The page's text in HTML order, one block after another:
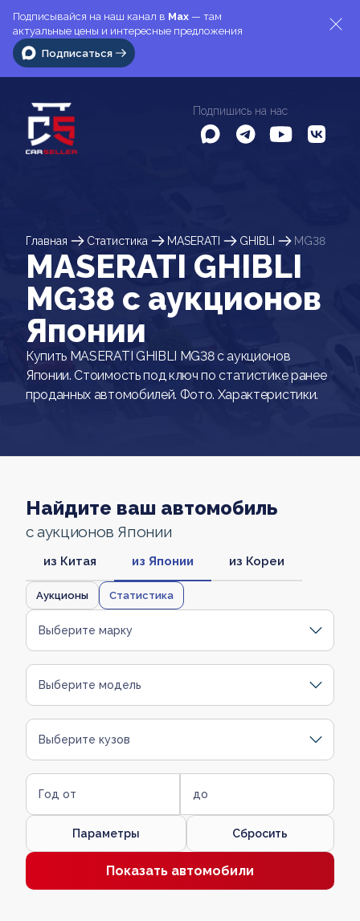
Подписывайся на наш канал в Max — там
актуальные цены и интересные предложения
Подписаться
Подпишись на нас
Главная Статистика MASERATI GHIBLI MG38
MASERATI GHIBLI
MG38 c аукционов
Японии
Купить MASERATI GHIBLI MG38 с аукционов
Японии. Стоимость под ключ по статистике ранее
проданных автомобилей. Фото. Характеристики.
Найдите ваш автомобиль
с аукционов Японии
из Китая из Японии из Кореи
Аукционы Статистика
Выберите марку
Выберите модель
Выберите кузов
Год от до
Параметры Сбросить
Показать автомобили